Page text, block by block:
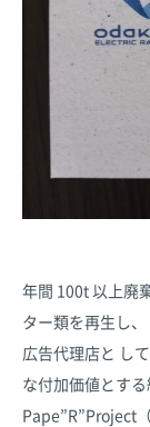
年間 100t 以上廃
ター類を再生し、
広告代理店と し
な付加価値とす
Pape”R”Project